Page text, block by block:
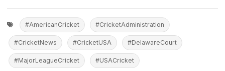
#AmericanCricket #CricketAdministration
#CricketNews #CricketUSA #DelawareCourt
#MajorLeagueCricket #USACricket